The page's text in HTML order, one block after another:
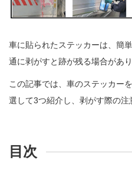
車に貼られたステッカーは、簡
通に剥がすと跡が残る場合があり
この記事では、車のステッカー
選して3つ紹介し、剥がす際の注
目次